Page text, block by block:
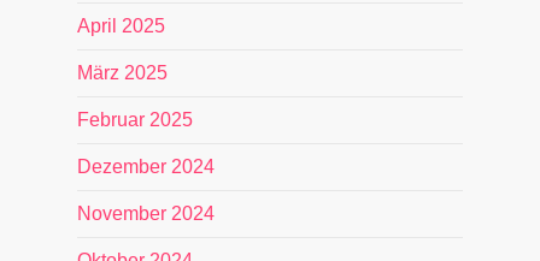
April 2025
März 2025
Februar 2025
Dezember 2024
November 2024